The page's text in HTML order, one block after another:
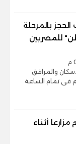
بالمرحلة
للمصريين
والمرافق
فى تمام الساعة
أثناء